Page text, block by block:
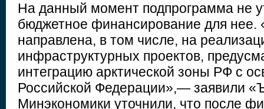
На данный момент подпрограмма не
бюджетное финансирование для нее.
направлена, в том числе, на
инфраструктурных проектов,
интеграцию арктической зоны РФ с
Российской Федерации»,— заявили
Минэкономики уточнили, что после